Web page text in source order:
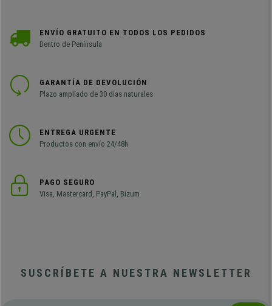
ENVÍO GRATUITO EN TODOS LOS PEDIDOS
Dentro de Península
GARANTÍA DE DEVOLUCIÓN
Plazo ampliado de 30 días naturales
ENTREGA URGENTE
Productos con envío 24/48h
PAGO SEGURO
Visa, Mastercard, PayPal, Bizum
SUSCRÍBETE A NUESTRA NEWSLETTER